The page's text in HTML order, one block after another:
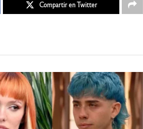
Compartir en Twitter